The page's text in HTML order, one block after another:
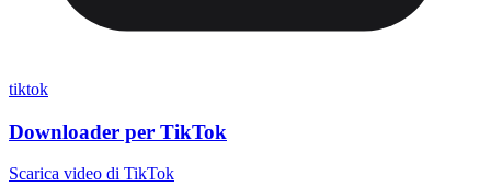
tiktok
Downloader per TikTok
Scarica video di TikTok